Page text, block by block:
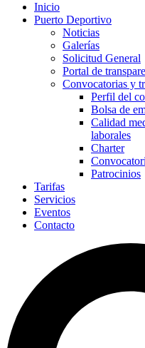
Inicio
Puerto Deportivo
Noticias
Galerías
Solicitud General
Portal de
Convocatorias y
Perfil del
Bolsa de
Calidad
laborales
Charter
Patrocinios
Tarifas
Servicios
Eventos
Contacto